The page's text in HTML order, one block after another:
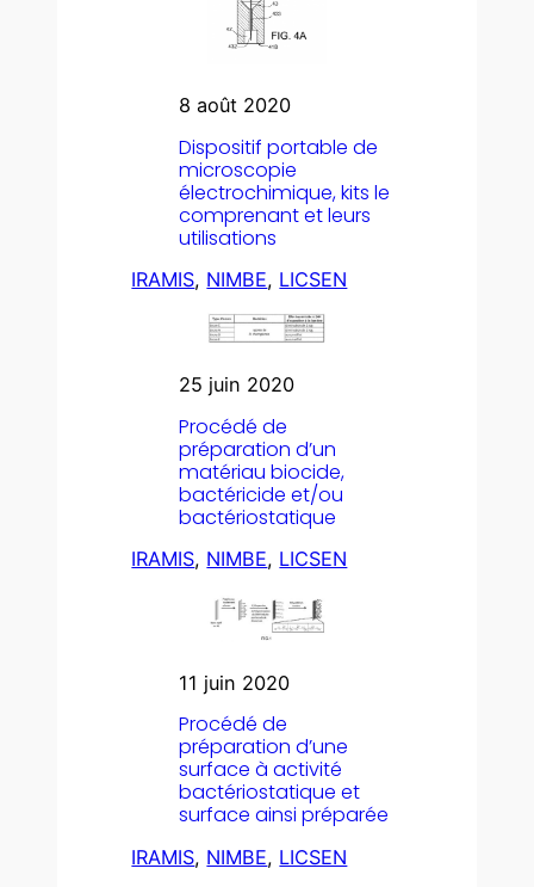
8 août 2020
Dispositif portable de
microscopie
électrochimique, kits le
comprenant et leurs
utilisations
IRAMIS, NIMBE, LICSEN
25 juin 2020
Procédé de
préparation d’un
matériau biocide,
bactéricide et/ou
bactériostatique
IRAMIS, NIMBE, LICSEN
11 juin 2020
Procédé de
préparation d’une
surface à activité
bactériostatique et
surface ainsi préparée
IRAMIS, NIMBE, LICSEN